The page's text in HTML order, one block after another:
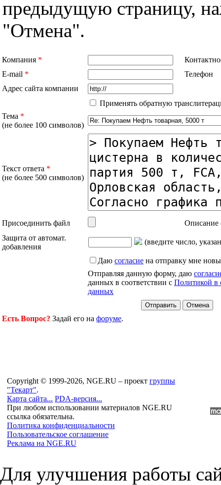
предыдущую страницу,
"Отмена".
Компания *
E-mail *
Телефон
Адрес сайта компании
Применять обратную
Тема *
(не более 100 символов)
Текст ответа *
(не более 500 символов)
Присоединить файл
Описание
Защита от автомат.
добавления
(введите число,
Даю согласие на отправку мне
Отправляя данную форму, даю
данных в соответствии с Политикой в
данных
Есть Вопрос? Задай его на форуме.
Copyright © 1999-2026, NGE.RU – проект группы
"Текарт".
Карта сайта... PDA-версия...
При любом использовании материалов NGE.RU
ссылка обязательна.
Политика конфиденциальности
Пользовательское соглашение
Реклама на NGE.RU
Для улучшения работы